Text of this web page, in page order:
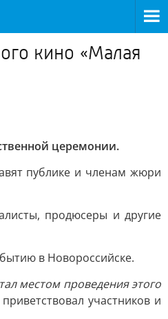
кино «Малая
церемонии.
публике и членам жюри
продюсеры и другие
в Новороссийске.
местом проведения этого
участников и